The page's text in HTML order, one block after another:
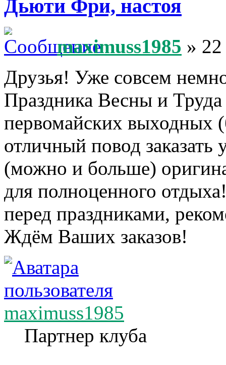
Дьюти Фри, настоя
maximuss1985 »
Друзья! Уже совсем
Праздника Весны и
первомайских выходных
отличный повод заказать
(можно и больше)
для полноценного
перед праздниками,
Ждём Ваших заказов!
maximuss1985
Партнер клуба